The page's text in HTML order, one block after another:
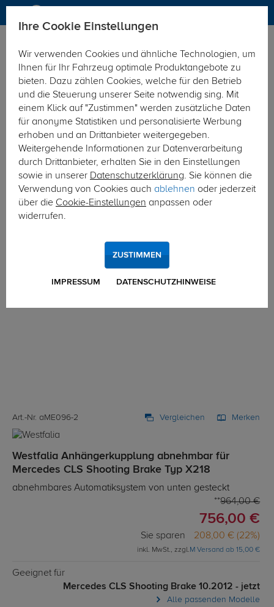
Hier geht's zur Fahrzeugübersicht:
Mercedes CLS Shooting
Art.-Nr. aME096-2 Vergleichen Merken
Westfalia Anhängerkupplung abnehmbar für
Mercedes CLS Shooting Brake Typ X218
abnehmbares Automatiksystem von unten gesteckt
964,00 €
756,00 €
Sie sparen 208,00 € (22%)
inkl. MwSt., zzgl.M Versand ab 15,00 €
Geeignet für
Mercedes CLS Shooting Brake 10.2012 - jetzt
Alle passenden Modelle
Ihre Cookie Einstellungen
Wir verwenden Cookies und ähnliche Technologien, um
Ihnen für Ihr Fahrzeug optimale Produktangebote zu
bieten. Dazu zählen Cookies, welche für den Betrieb
und die Steuerung unserer Seite notwendig sing. Mit
einem Klick auf "Zustimmen" werden zusätzliche Daten
für anonyme Statistiken und personalisierte Werbung
erhoben und an Drittanbieter weitergegeben.
Weitergehende Informationen zur Datenverarbeitung
durch Drittanbieter, erhalten Sie in den Einstellungen
sowie in unserer Datenschutzerklärung. Sie können die
Verwendung von Cookies auch ablehnen oder jederzeit
über die Cookie-Einstellungen anpassen oder
widerrufen.
IMPRESSUM DATENSCHUTZHINWEISE
ZUSTIMMEN